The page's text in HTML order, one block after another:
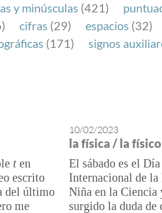
y minúsculas (421)
cifras (29) espacios (32)
(171)
signos
t en
escrito
del último
me
10/02/2023
la física / la físico
El sábado es el Día
Internacional de
Niña en la Ciencia
surgido la duda de